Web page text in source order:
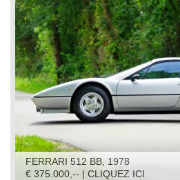
FERRARI 512 BB, 1978
€ 375.000,-- | CLIQUEZ ICI